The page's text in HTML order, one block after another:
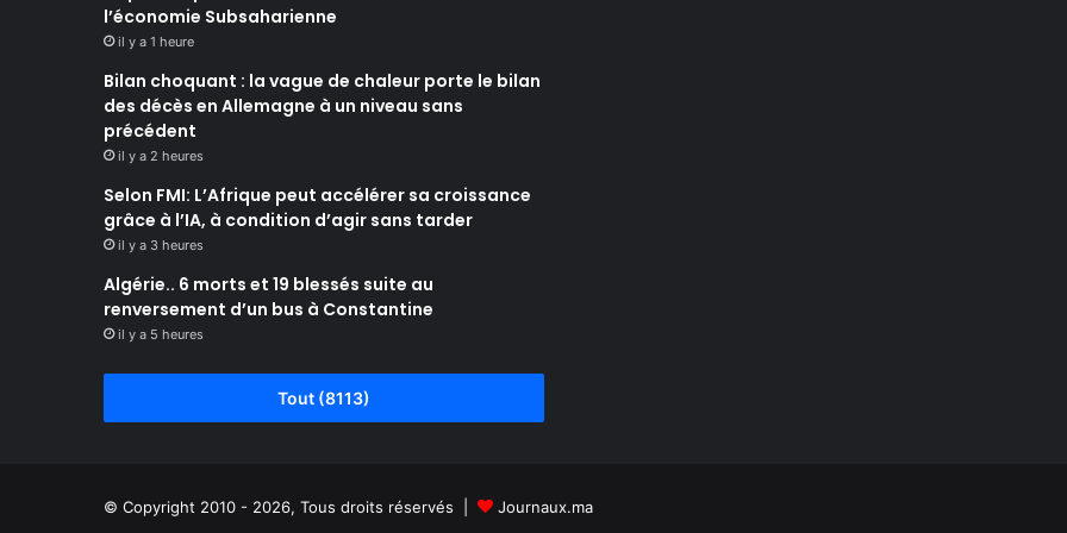
l’économie Subsaharienne
il y a 1 heure
Bilan choquant : la vague de chaleur porte le bilan
des décès en Allemagne à un niveau sans
précédent
il y a 2 heures
Selon FMI: L’Afrique peut accélérer sa croissance
grâce à l’IA, à condition d’agir sans tarder
il y a 3 heures
Algérie.. 6 morts et 19 blessés suite au
renversement d’un bus à Constantine
il y a 5 heures
Tout (8113)
© Copyright 2010 - 2026, Tous droits réservés | Journaux.ma